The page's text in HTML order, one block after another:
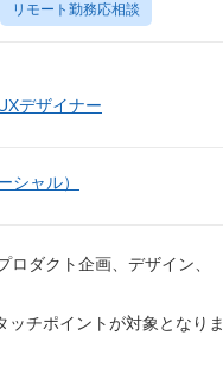
リモート勤務応相談
デザイナー
シャル）
ダクト企画、デザイン、
チポイントが対象となりま